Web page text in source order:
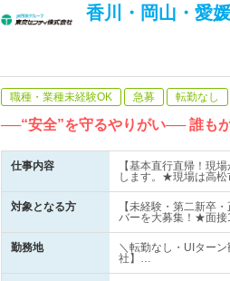
香川・岡山・愛
職種・業種未経験OK 急募 転勤なし
──“安全”を守るやりがい── 誰も
仕事内容
【基本直行直帰！現
します。★現場は高松
対象となる方
【未経験・第二新卒
バーを大募集！★面接
勤務地
＼転勤なし・UIター
社】…